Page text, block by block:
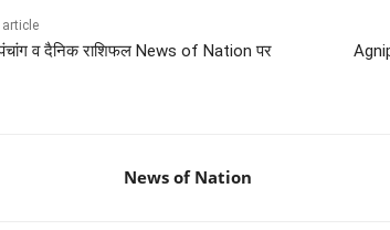
article
व दैनिक राशिफल News of Nation पर
News of Nation